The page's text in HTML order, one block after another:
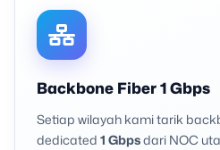
Backbone Fiber 1 Gbps
Setiap wilayah kami tarik
dedicated 1 Gbpsdari NOC